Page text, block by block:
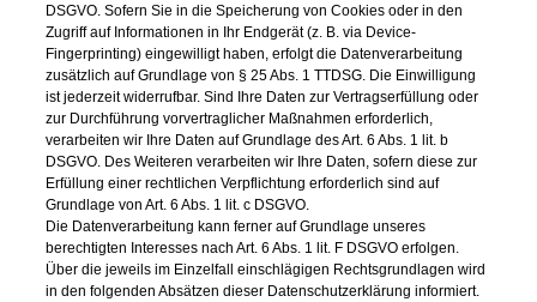
DSGVO. Sofern Sie in die Speicherung von Cookies oder in den
Zugriff auf Informationen in Ihr Endgerät (z. B. via Device-
Fingerprinting) eingewilligt haben, erfolgt die Datenverarbeitung
zusätzlich auf Grundlage von § 25 Abs. 1 TTDSG. Die Einwilligung
ist jederzeit widerrufbar. Sind Ihre Daten zur Vertragserfüllung oder
zur Durchführung vorvertraglicher Maßnahmen erforderlich,
verarbeiten wir Ihre Daten auf Grundlage des Art. 6 Abs. 1 lit. b
DSGVO. Des Weiteren verarbeiten wir Ihre Daten, sofern diese zur
Erfüllung einer rechtlichen Verpflichtung erforderlich sind auf
Grundlage von Art. 6 Abs. 1 lit. c DSGVO.
Die Datenverarbeitung kann ferner auf Grundlage unseres
berechtigten Interesses nach Art. 6 Abs. 1 lit. F DSGVO erfolgen.
Über die jeweils im Einzelfall einschlägigen Rechtsgrundlagen wird
in den folgenden Absätzen dieser Datenschutzerklärung informiert.